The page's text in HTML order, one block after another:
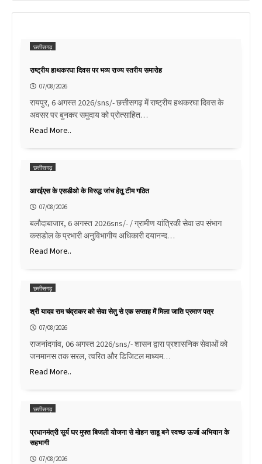
छत्तीसगढ़
राष्ट्रीय हाथकरघा दिवस पर भव्य राज्य स्तरीय समारोह
07/08/2026
रायपुर, 6 अगस्त 2026/sns/- छत्तीसगढ़ में राष्ट्रीय हथकरघा दिवस के
अवसर पर बुनकर समुदाय को प्रोत्साहित…
Read More..
छत्तीसगढ़
आरईएस के एसडीओ के विरुद्ध जांच हेतु टीम गठित
07/08/2026
बलौदाबाजार, 6 अगस्त 2026sns/- / ग्रामीण यांत्रिकी सेवा उप संभाग
कसडोल के प्रभारी अनुविभागीय अधिकारी दयानन्द…
Read More..
छत्तीसगढ़
श्री यादव राम चंद्राकर को सेवा सेतु से एक सप्ताह में मिला जाति प्रमाण पत्र
07/08/2026
राजनांदगांव, 06 अगस्त 2026/sns/- शासन द्वारा प्रशासनिक सेवाओं को
जनमानस तक सरल, त्वरित और डिजिटल माध्यम…
Read More..
छत्तीसगढ़
प्रधानमंत्री सूर्य घर मुफ्त बिजली योजना से मोहन साहू बने स्वच्छ ऊर्जा अभियान के
सहभागी
07/08/2026